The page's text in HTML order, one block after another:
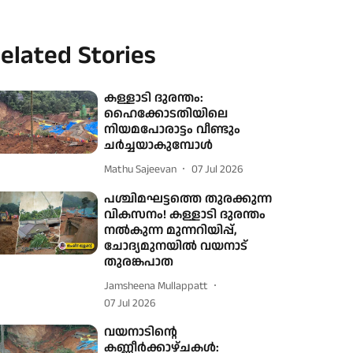
Stories
കള്ളാടി ദുരന്തം:
ഹൈക്കോടതിയിലെ
നിയമപോരാട്ടം വീണ്ടും
ചര്‍ച്ചയാകുമ്പോള്‍
Mathu Sajeevan 07 Jul 2026
പശ്ചിമഘട്ടത്തെ തുരക്കുന്ന
വികസനം! കള്ളാടി ദുരന്തം
നല്‍കുന്ന മുന്നറിയിപ്പ്,
ചോദ്യമുനയില്‍ വയനാട്
തുരങ്കപാത
Jamsheena Mullappatt
07 Jul 2026
വയനാടിന്റെ
കണ്ണീര്‍ക്കാഴ്ചകള്‍: